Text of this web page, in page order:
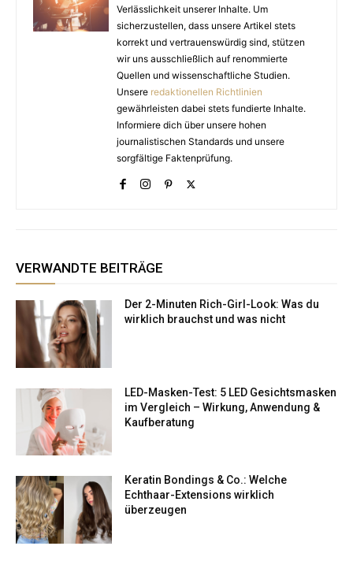
Verlässlichkeit unserer Inhalte. Um
sicherzustellen, dass unsere Artikel stets
korrekt und vertrauenswürdig sind, stützen
wir uns ausschließlich auf renommierte
Quellen und wissenschaftliche Studien.
Unsere redaktionellen Richtlinien
gewährleisten dabei stets fundierte Inhalte.
Informiere dich über unsere hohen
journalistischen Standards und unsere
sorgfältige Faktenprüfung.
VERWANDTE BEITRÄGE
Der 2-Minuten Rich-Girl-Look: Was du
wirklich brauchst und was nicht
LED-Masken-Test: 5 LED Gesichtsmasken
im Vergleich – Wirkung, Anwendung &
Kaufberatung
Keratin Bondings & Co.: Welche
Echthaar-Extensions wirklich
überzeugen